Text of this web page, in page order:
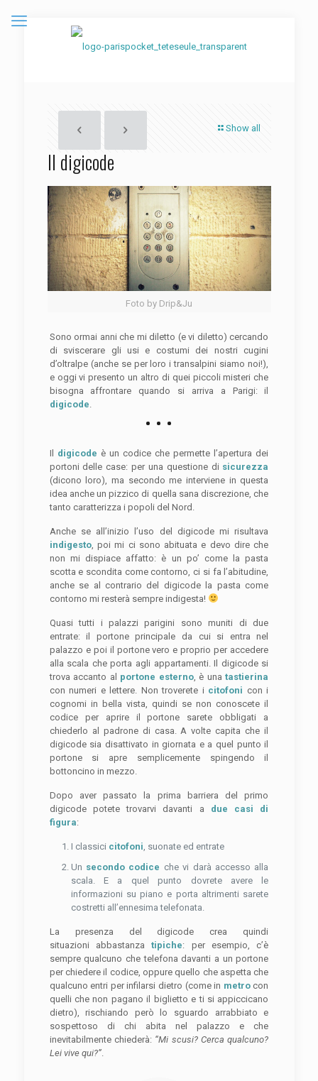
Show all
Il digicode
Foto by Drip&Ju
Sono ormai anni che mi diletto (e vi diletto) cercando
di sviscerare gli usi e costumi dei nostri cugini
d’oltralpe (anche se per loro i transalpini siamo noi!),
e oggi vi presento un altro di quei piccoli misteri che
bisogna affrontare quando si arriva a Parigi: il
digicode
Il digicode è un codice che permette l’apertura dei
portoni delle case: per una questione di sicurezza
(dicono loro), ma secondo me interviene in questa
idea anche un pizzico di quella sana discrezione, che
tanto caratterizza i popoli del Nord.
Anche se all’inizio l’uso del digicode mi risultava
indigesto, poi mi ci sono abituata e devo dire che
non mi dispiace affatto: è un po’ come la pasta
scotta e scondita come contorno, ci si fa l’abitudine,
anche se al contrario del digicode la pasta come
contorno mi resterà sempre indigesta!
Quasi tutti i palazzi parigini sono muniti di due
entrate: il portone principale da cui si entra nel
palazzo e poi il portone vero e proprio per accedere
alla scala che porta agli appartamenti. Il digicode si
trova accanto al portone esterno, è unatastierina
con numeri e lettere. Non troverete i citofoni con i
cognomi in bella vista, quindi se non conoscete il
codice per aprire il portone sarete obbligati a
chiederlo al padrone di casa. A volte capita che il
digicode sia disattivato in giornata e a quel punto il
portone si apre semplicemente spingendo il
bottoncino in mezzo.
Dopo aver passato la prima barriera del primo
digicode potete trovarvi davanti a due casi di
figura:
I classici citofoni , suonate ed entrate
Un secondo codice che vi darà accesso alla
scala. E a quel punto dovrete avere le
informazioni su piano e porta altrimenti sarete
costretti all’ennesima telefonata.
La presenza del digicode crea quindi
situazioni abbastanzatipiche: per esempio, c’è
sempre qualcuno che telefona davanti a un portone
per chiedere il codice, oppure quello che aspetta che
qualcuno entri per infilarsi dietro (come in metro con
quelli che non pagano il biglietto e ti si appiccicano
dietro), rischiando però lo sguardo arrabbiato e
sospettoso di chi abita nel palazzo e che
inevitabilmente chiederà: “Mi scusi? Cerca qualcuno?
Lei vive qui?”.